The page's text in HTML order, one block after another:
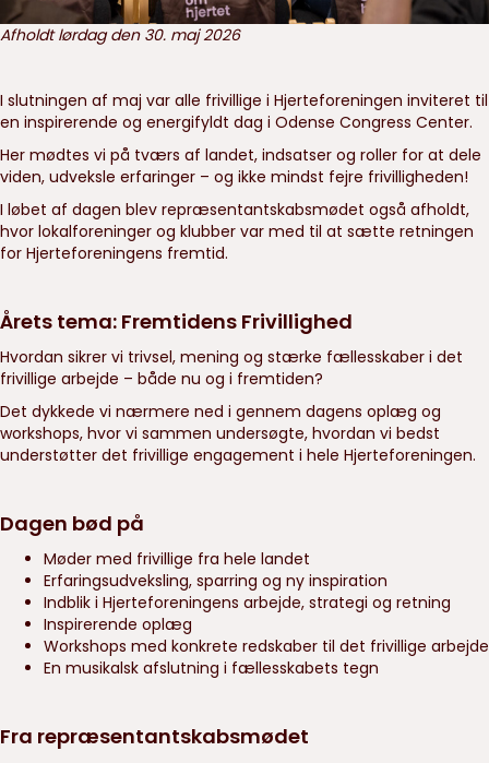
Afholdt lørdag den 30. maj 2026
I slutningen af maj var alle frivillige i Hjerteforeningen inviteret til
en inspirerende og energifyldt dag i Odense Congress Center.
Her mødtes vi på tværs af landet, indsatser og roller for at dele
viden, udveksle erfaringer – og ikke mindst fejre frivilligheden!
I løbet af dagen blev repræsentantskabsmødet også afholdt,
hvor lokalforeninger og klubber var med til at sætte retningen
for Hjerteforeningens fremtid.
Årets tema: Fremtidens Frivillighed
Hvordan sikrer vi trivsel, mening og stærke fællesskaber i det
frivillige arbejde – både nu og i fremtiden?
Det dykkede vi nærmere ned i gennem dagens oplæg og
workshops, hvor vi sammen undersøgte, hvordan vi bedst
understøtter det frivillige engagement i hele Hjerteforeningen.
Dagen bød på
Møder med frivillige fra hele landet
Erfaringsudveksling, sparring og ny inspiration
Indblik i Hjerteforeningens arbejde, strategi og retning
Inspirerende oplæg
Workshops med konkrete redskaber til det frivillige arbejde
En musikalsk afslutning i fællesskabets tegn
Fra repræsentantskabsmødet